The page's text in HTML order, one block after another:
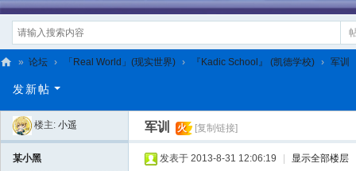
L
» 论坛 › 「Real World」(现实世界) › 『Kadic School』 (凯德学校) › 军训
发新帖
楼主: 小遥 军训 火 [复制链接]
某小黑 发表于 2013-8-31 12:06:19 显示全部楼层